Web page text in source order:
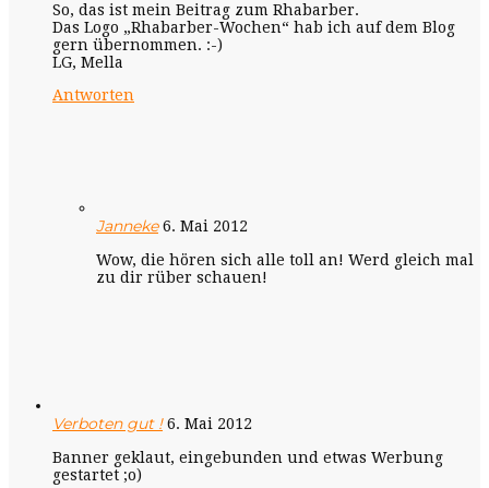
So, das ist mein Beitrag zum Rhabarber.
Das Logo „Rhabarber-Wochen“ hab ich auf dem Blog
gern übernommen. :-)
LG, Mella
Antworten
Janneke 6. Mai 2012
Wow, die hören sich alle toll an! Werd gleich mal
zu dir rüber schauen!
Verboten gut ! 6. Mai 2012
Banner geklaut, eingebunden und etwas Werbung
gestartet ;o)